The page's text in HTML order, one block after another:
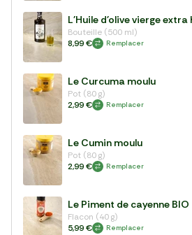
Bouteille (500 ml)
8,99 €
Remplacer
Le Curcuma moulu
Pot (80 g)
2,99 €
Remplacer
Le Cumin moulu
Pot (80 g)
2,99 €
Remplacer
Le Piment de cayenne BIO
Flacon (40 g)
5,99 €
Remplacer